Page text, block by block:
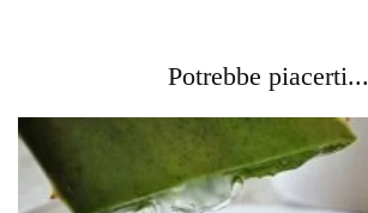
Potrebbe piacerti...